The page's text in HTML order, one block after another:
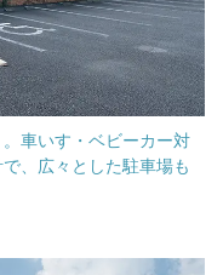
。車いす・ベビーカー対
、広々とした駐車場も